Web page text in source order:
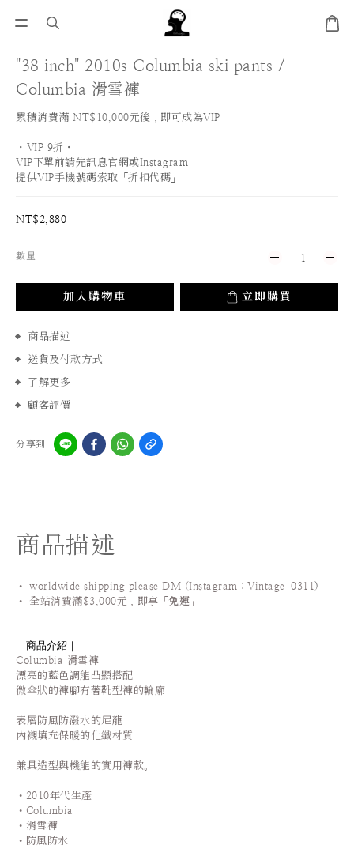
"38 inch" 2010s Columbia ski pants /
Columbia 滑雪褲
累積消費滿 NT$10,000元後，即可成為VIP
・VIP 9折・
VIP下單前請先訊息官網或Instagram
提供VIP手機號碼索取「折扣代碼」
NT$2,880
數量
加入購物車 立即購買
商品描述
送貨及付款方式
了解更多
顧客評價
分享到
商品描述
• worldwide shipping please DM (Instagram：Vintage_0311)
• 全站消費滿$3,000元，即享「 免運 」
｜商品介紹｜
Columbia 滑雪褲
漂亮的藍色調能凸顯搭配
微傘狀的褲腳有著靴型褲的輪廓
表層防風防潑水的尼龍
內襯填充保暖的化纖材質
兼具造型與機能的實用褲款。
•2010年代生產
•Columbia
•滑雪褲
•防風防水